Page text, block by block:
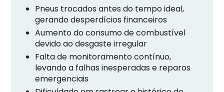
Pneus trocados antes do tempo ideal,
gerando desperdícios financeiros
Aumento do consumo de combustível
devido ao desgaste irregular
Falta de monitoramento contínuo,
levando a falhas inesperadas e reparos
emergenciais